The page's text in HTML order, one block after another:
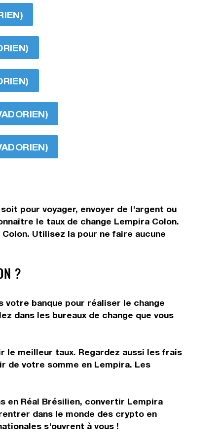
pour voyager, envoyer de l'argent ou
le taux de change Lempira Colon.
Utilisez la pour ne faire aucune
?
votre banque pour réaliser le change
dans les bureaux de change que vous
le meilleur taux. Regardez aussi les frais
de votre somme en Lempira. Les
en Réal Brésilien, convertir Lempira
dans le monde des crypto en
s'ouvrent à vous !